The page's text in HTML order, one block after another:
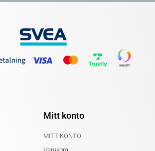
Mitt konto
MITT KONTO